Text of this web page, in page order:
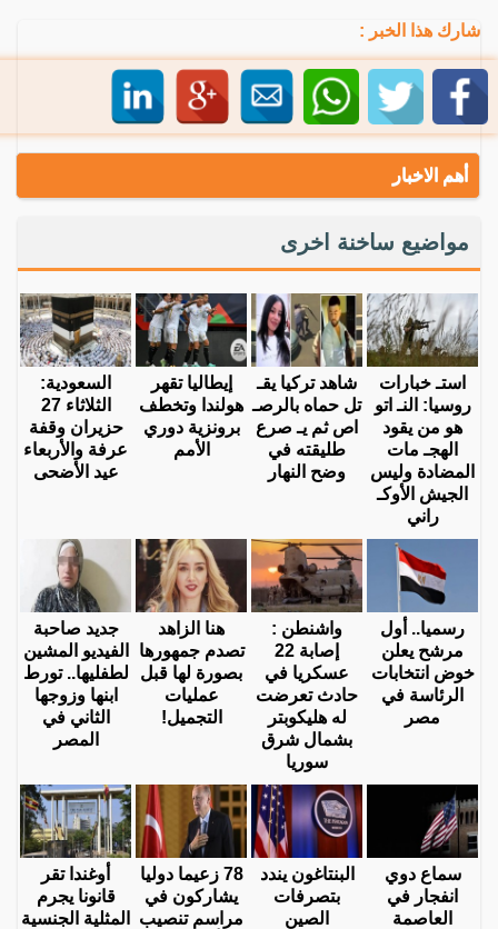
شارك هذا الخبر :
أهم الاخبار
مواضيع ساخنة اخرى
استـ خبارات
روسيا: النـ اتو
هو من يقود
الهجـ مات
المضادة وليس
الجيش الأوكـ
راني
شاهد تركيا يقـ
تل حماه بالرصـ
اص ثم يـ صرع
طليقته في
وضح النهار
إيطاليا تقهر
هولندا وتخطف
برونزية دوري
الأمم
السعودية:
الثلاثاء 27
حزيران وقفة
عرفة والأربعاء
عيد الأضحى
رسميا.. أول
مرشح يعلن
خوض انتخابات
الرئاسة في
مصر
واشنطن :
إصابة 22
عسكريا في
حادث تعرضت
له هليكوبتر
بشمال شرق
سوريا
هنا الزاهد
تصدم جمهورها
بصورة لها قبل
عمليات
التجميل!
جديد صاحبة
الفيديو المشين
لطفليها.. تورط
ابنها وزوجها
الثاني في
المصر
سماع دوي
انفجار في
العاصمة
البنتاغون يندد
بتصرفات
الصين
78 زعيما دوليا
يشاركون في
مراسم تنصيب
أوغندا تقر
قانونا يجرم
المثلية الجنسية